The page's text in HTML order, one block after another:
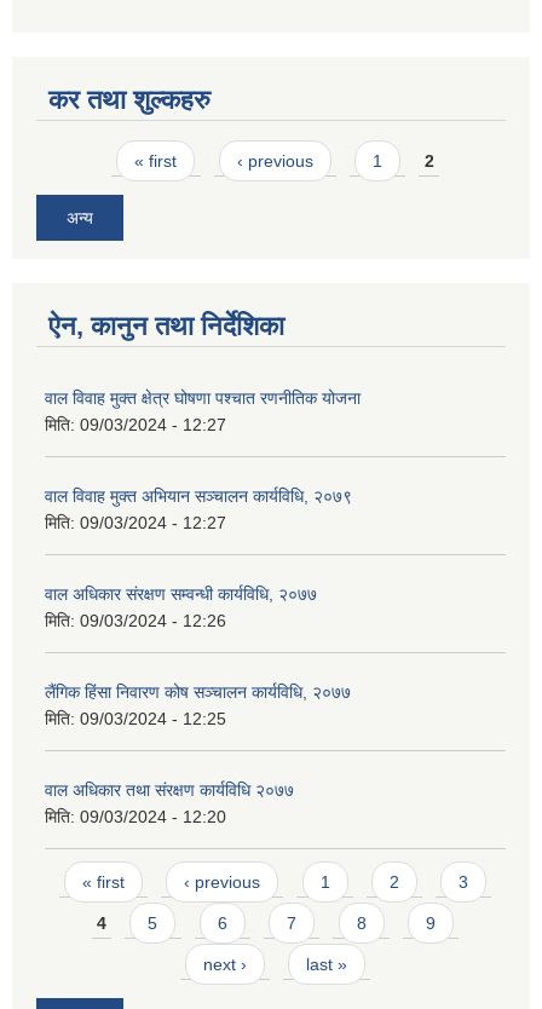
कर तथा शुल्कहरु
Pages« first ‹ previous 1 2
अन्य
ऐन, कानुन तथा निर्देशिका
वाल विवाह मुक्त क्षेत्र घोषणा पश्चात रणनीतिक योजना
मिति: 09/03/2024 - 12:27
वाल विवाह मुक्त अभियान सञ्चालन कार्यविधि, २०७९
मिति: 09/03/2024 - 12:27
वाल अधिकार संरक्षण सम्वन्धी कार्यविधि, २०७७
मिति: 09/03/2024 - 12:26
लैंगिक हिंसा निवारण कोष सञ्चालन कार्यविधि, २०७७
मिति: 09/03/2024 - 12:25
वाल अधिकार तथा संरक्षण कार्यविधि २०७७
मिति: 09/03/2024 - 12:20
Pages
« first ‹ previous 1 2 3
4 5 6 7 8 9
next › last »